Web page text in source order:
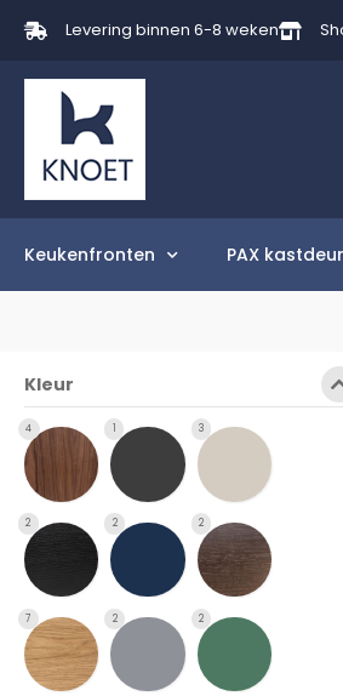
Levering binnen 6-8 weken
Keukenfronten PAX
Kleur
4 1 3
2 2 2
7 2 2